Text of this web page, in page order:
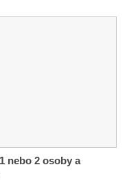
nebo 2 osoby a